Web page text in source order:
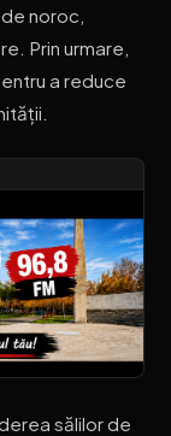
noroc,
Prin urmare,
a reduce
sălilor de